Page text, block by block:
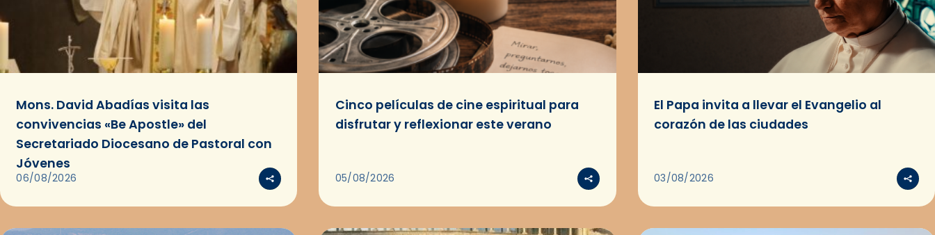
Mons. David Abadías visita las
convivencias «Be Apostle» del
Secretariado Diocesano de Pastoral con
Jóvenes
06/08/2026
Cinco películas de cine espiritual para
disfrutar y reflexionar este verano
05/08/2026
El Papa invita a llevar el Evangelio al
corazón de las ciudades
03/08/2026